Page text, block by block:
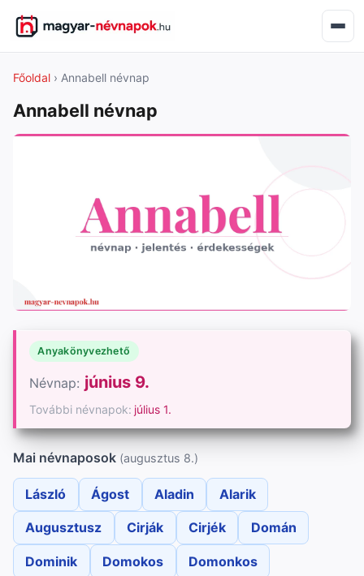
Főoldal › Annabell névnap
Annabell névnap
Anyakönyvezhető
Névnap: június 9.
További névnapok: július 1.
Mai névnaposok (augusztus 8.)
László Ágost Aladin Alarik
Augusztusz Cirják Cirjék Domán
Dominik Domokos Domonkos